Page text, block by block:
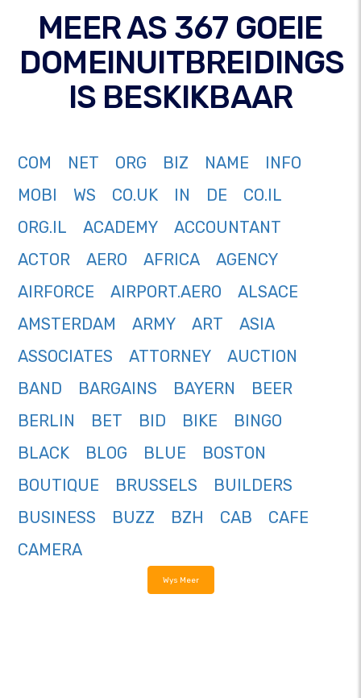
MEER AS 367 GOEIE
DOMEINUITBREIDINGS
IS BESKIKBAAR
COM NET ORG BIZ NAME
INFO
MOBI
WS CO.UK IN DE
CO.IL
ORG.IL
ACADEMY
ACCOUNTANT
ACTOR
AERO AFRICA
AGENCY
AIRFORCE
AIRPORT.AERO
ALSACE
AMSTERDAM
ARMY ART
ASIA
ASSOCIATES
ATTORNEY
AUCTION
BAND
BARGAINS BAYERN
BEER
BERLIN
BET BID BIKE
BINGO
BLACK
BLOG BLUE
BOSTON
BOUTIQUE
BRUSSELS
BUILDERS
BUSINESS
BUZZ BZH CAB
CAFE
CAMERA
Wys Meer